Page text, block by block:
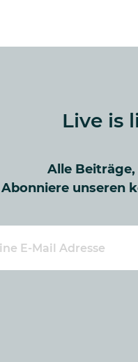
Live is
Alle
Abonniere unseren